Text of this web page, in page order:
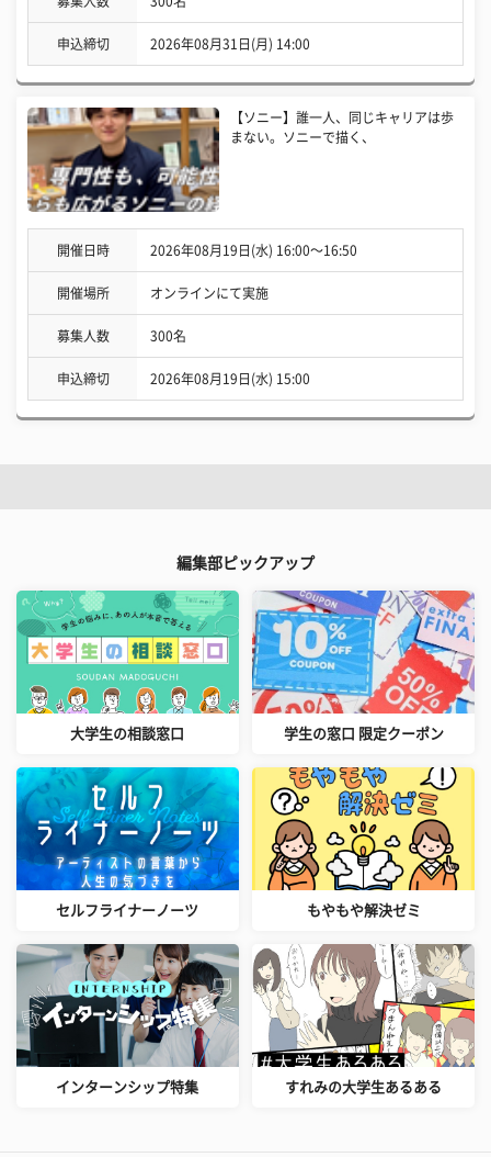
申込締切 2026年08月31日(月) 14:00
【ソニー】誰一人、同じキャリアは歩
まない。ソニーで描く、
開催日時 2026年08月19日(水) 16:00〜16:50
開催場所 オンラインにて実施
募集人数 300名
申込締切 2026年08月19日(水) 15:00
編集部ピックアップ
大学生の相談窓口 学生の窓口 限定クーポン
セルフライナーノーツ もやもや解決ゼミ
インターンシップ特集 すれみの大学生あるある